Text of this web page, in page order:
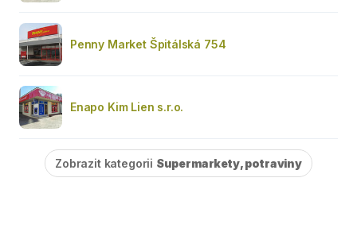
Penny Market Špitálská 754
Enapo Kim Lien s.r.o.
Zobrazit kategorii Supermarkety, potraviny